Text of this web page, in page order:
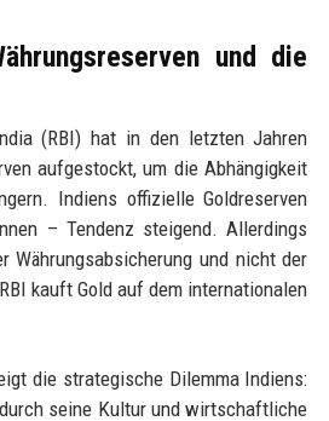
und die
(RBI) hat in den letzten Jahren
aufgestockt, um die Abhängigkeit
Indiens offizielle Goldreserven
– Tendenz steigend. Allerdings
Währungsabsicherung und nicht der
kauft Gold auf dem internationalen
die strategische Dilemma Indiens:
seine Kultur und wirtschaftliche